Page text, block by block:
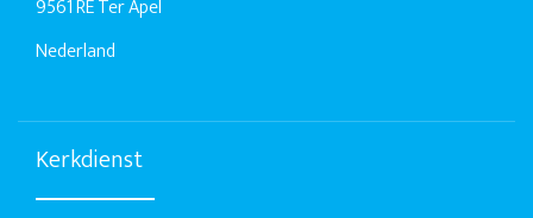
9561 RE Ter Apel
Nederland
Kerkdienst